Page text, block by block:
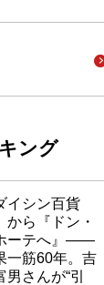
ング
イシン百貨
から『ドン・
ーテへ』――
一筋60年。吉
男さんが“引